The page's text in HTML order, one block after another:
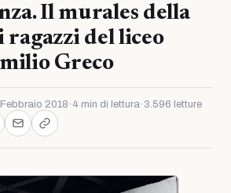
Il murales della
ragazzi del liceo
Greco
2018 · 4 min di lettura· 3.596 letture